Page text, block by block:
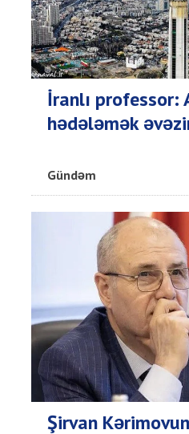
İranlı professor:
hədələmək
Gündəm
Şirvan Kərimovun